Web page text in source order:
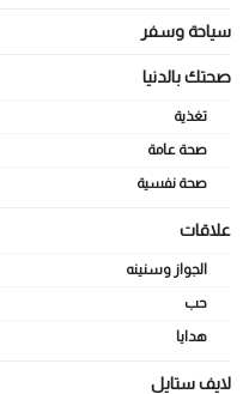
سياحة وسفر
صحتك بالدنيا
تغذية
صحة عامة
صحة نفسية
علاقات
الجواز وسنينه
حب
هدايا
لايف ستايل